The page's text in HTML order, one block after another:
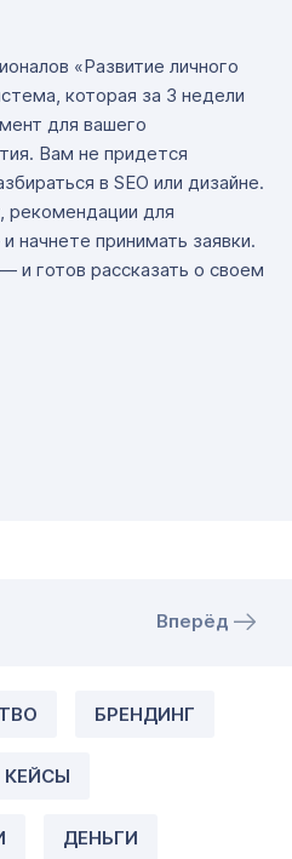
«Развитие личного
которая за 3 недели
для вашего
Вам не придется
в SEO или дизайне.
рекомендации для
начнете принимать заявки.
и готов рассказать о своем
Вперёд
БРЕНДИНГ
КЕЙСЫ
ДЕНЬГИ